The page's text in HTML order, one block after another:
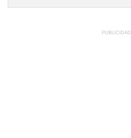
PUBLICIDAD